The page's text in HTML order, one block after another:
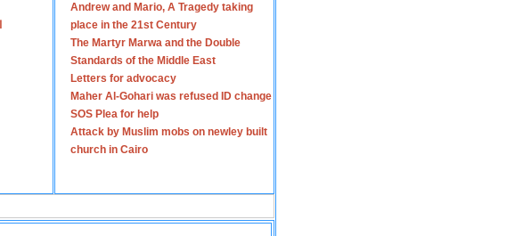
Andrew and Mario, A Tragedy taking
place in the 21st Century
The Martyr Marwa and the Double
Standards of the Middle East
Letters for advocacy
Maher Al-Gohari was refused ID change
SOS Plea for help
Attack by Muslim mobs on newley built
church in Cairo